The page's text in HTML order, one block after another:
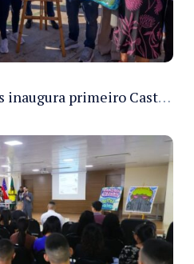
Governo do Amazonas inaugura primeiro Castramóvel Fluvial para atendimento veterinário às comunidades ribeirinhas e castração gratuita